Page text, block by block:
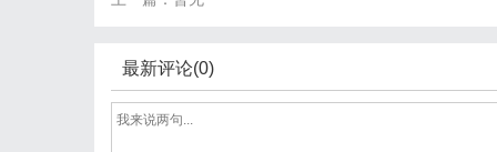
最新评论(0)